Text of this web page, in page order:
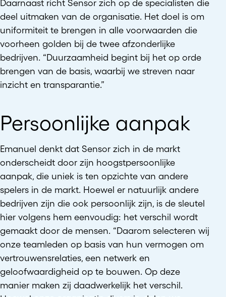
Daarnaast richt Sensor zich op de specialisten die
deel uitmaken van de organisatie. Het doel is om
uniformiteit te brengen in alle voorwaarden die
voorheen golden bij de twee afzonderlijke
bedrijven. “Duurzaamheid begint bij het op orde
brengen van de basis, waarbij we streven naar
inzicht en transparantie.”
Persoonlijke aanpak
Emanuel denkt dat Sensor zich in de markt
onderscheidt door zijn hoogstpersoonlijke
aanpak, die uniek is ten opzichte van andere
spelers in de markt. Hoewel er natuurlijk andere
bedrijven zijn die ook persoonlijk zijn, is de sleutel
hier volgens hem eenvoudig: het verschil wordt
gemaakt door de mensen. “Daarom selecteren wij
onze teamleden op basis van hun vermogen om
vertrouwensrelaties, een netwerk en
geloofwaardigheid op te bouwen. Op deze
manier maken zij daadwerkelijk het verschil.